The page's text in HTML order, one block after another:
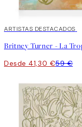
30%*
ARTISTAS DESTACADOS
Desde 41,30 €59 €